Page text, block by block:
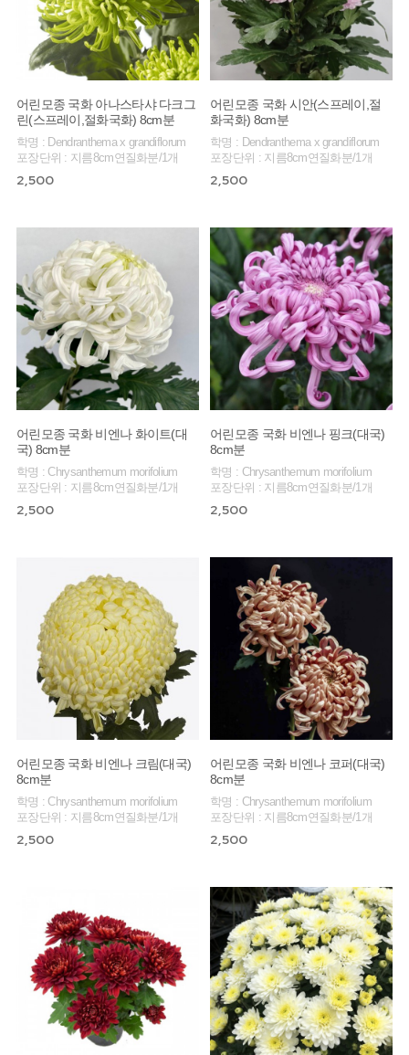
어린모종 국화 아나스타샤 다크그
린(스프레이,절화국화) 8cm분
학명 : Dendranthema x grandiflorum
포장단위 : 지름8cm연질화분/1개
2,500
어린모종 국화 시안(스프레이,절
화국화) 8cm분
학명 : Dendranthema x grandiflorum
포장단위 : 지름8cm연질화분/1개
2,500
어린모종 국화 비엔나 화이트(대
국) 8cm분
학명 : Chrysanthemum morifolium
포장단위 : 지름8cm연질화분/1개
2,500
어린모종 국화 비엔나 핑크(대국)
8cm분
학명 : Chrysanthemum morifolium
포장단위 : 지름8cm연질화분/1개
2,500
어린모종 국화 비엔나 크림(대국)
8cm분
학명 : Chrysanthemum morifolium
포장단위 : 지름8cm연질화분/1개
2,500
어린모종 국화 비엔나 코퍼(대국)
8cm분
학명 : Chrysanthemum morifolium
포장단위 : 지름8cm연질화분/1개
2,500